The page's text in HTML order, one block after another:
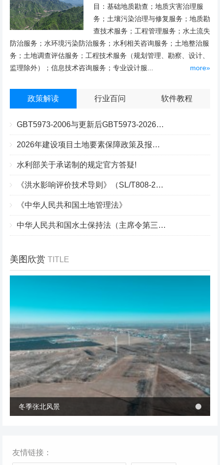
目：基础地质勘查；地质灾害治理服
务；土壤污染治理与修复服务；地质勘
查技术服务；工程管理服务；水土流失
防治服务；水环境污染防治服务；水利相关咨询服务；土地整治服
务；土地调查评估服务；工程技术服务（规划管理、勘察、设计、
监理除外）；信息技术咨询服务；专业设计服...
more»
政策解读 行业百问 软件教程
GBT5973-2006与更新后GBT5973-2026区别你知道几点？
2026年建设项目土地要素保障政策及报批流程
水利部关于承诺制的规定官方答疑!
《洪水影响评价技术导则》（SL/T808-2025）核心解读
《中华人民共和国土地管理法》
中华人民共和国水土保持法（主席令第三十九号）
美图欣赏 TITLE
冬季张北风景
冬季张北风景
友情链接：